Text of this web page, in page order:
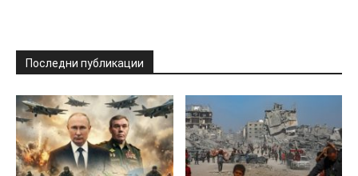
Последни публикации